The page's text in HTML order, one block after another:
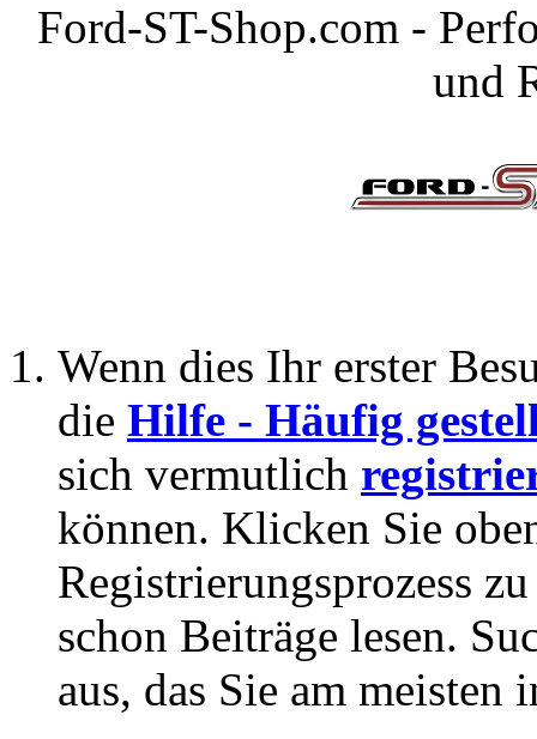
Ford-ST-Shop.com -
und
Wenn dies Ihr erster
die Hilfe - Häufig
sich vermutlich
können. Klicken Sie
Registrierungsprozess
schon Beiträge lesen.
aus, das Sie am meisten